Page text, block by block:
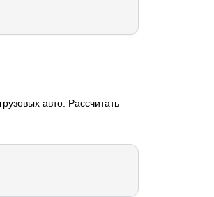
авто. Рассчитать